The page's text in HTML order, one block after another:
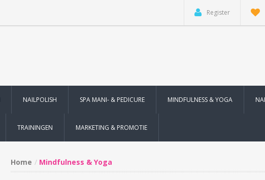
Register
NAILPOLISH SPA MANI- & PEDICURE MINDFULNESS & YOGA
TRAININGEN MARKETING & PROMOTIE
Home Mindfulness & Yoga